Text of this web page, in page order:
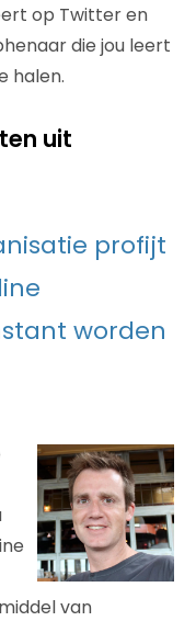
op Twitter en
die jou leert
halen.
uit
profijt
worden
van